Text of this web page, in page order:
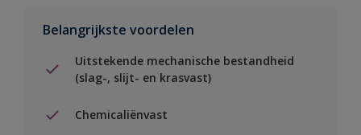
Belangrijkste voordelen
Uitstekende mechanische bestandheid
(slag-, slijt- en krasvast)
Chemicaliënvast